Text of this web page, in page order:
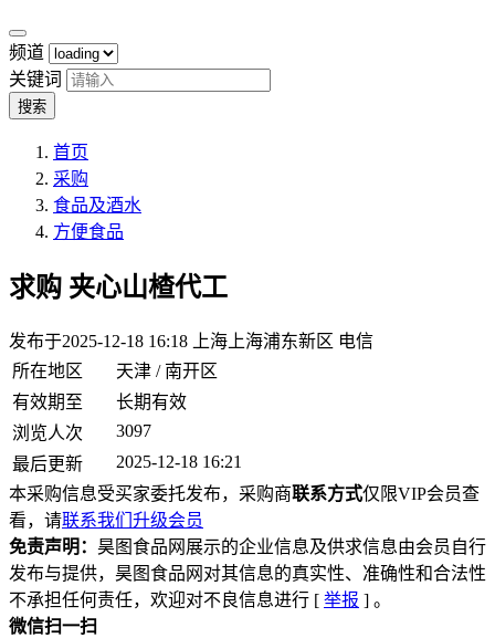
频道
关键词
搜索
首页
采购
食品及酒水
方便食品
求购 夹心山楂代工
发布于2025-12-18 16:18
上海上海浦东新区 电信
所在地区
天津 / 南开区
有效期至
长期有效
浏览人次
3097
最后更新
2025-12-18 16:21
本采购信息受买家委托发布，采购商联系方式仅限VIP会员查
看，请联系我们升级会员
免责声明： 昊图食品网展示的企业信息及供求信息由会员自行
发布与提供，昊图食品网对其信息的真实性、准确性和合法性
不承担任何责任，欢迎对不良信息进行 [ 举报 ] 。
微信扫一扫